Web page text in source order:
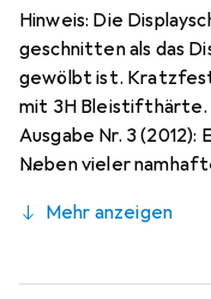
Hinweis: Die
geschnitten als das
gewölbt ist.
mit 3H
Ausgabe Nr. 3
Neben vieler
Bewertung sehr gut.
blasenfrei und
Mehr anzeigen